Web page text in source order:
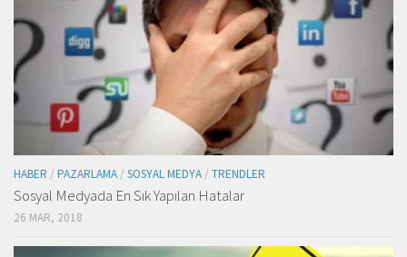
HABER / PAZARLAMA / SOSYAL MEDYA / TRENDLER
Sosyal Medyada En Sık Yapılan Hatalar
26 MAR, 2018